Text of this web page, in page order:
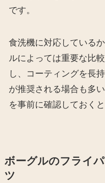
です。
食洗機に対応している
ルによっては重要な比
し、コーティングを長
が推奨される場合も多
を事前に確認しておく
ボーグルのフライ
ツ